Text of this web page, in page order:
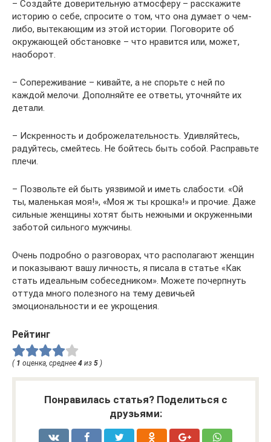
– Создайте доверительную атмосферу – расскажите
историю о себе, спросите о том, что она думает о чем-
либо, вытекающим из этой истории. Поговорите об
окружающей обстановке – что нравится или, может,
наоборот.
– Сопереживание – кивайте, а не спорьте с ней по
каждой мелочи. Дополняйте ее ответы, уточняйте их
детали.
– Искренность и доброжелательность. Удивляйтесь,
радуйтесь, смейтесь. Не бойтесь быть собой. Расправьте
плечи.
– Позвольте ей быть уязвимой и иметь слабости. «Ой
ты, маленькая моя!», «Моя ж ты крошка!» и прочие. Даже
сильные женщины хотят быть нежными и окруженными
заботой сильного мужчины.
Очень подробно о разговорах, что располагают женщин
и показывают вашу личность, я писала в статье «Как
стать идеальным собеседником». Можете почерпнуть
оттуда много полезного на тему девичьей
эмоциональности и ее укрощения.
Рейтинг
( 1 оценка, среднее 4 из 5 )
Понравилась статья? Поделиться с
друзьями: